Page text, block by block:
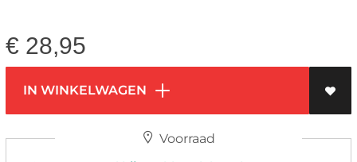
€ 28,95
IN WINKELWAGEN
Voorraad